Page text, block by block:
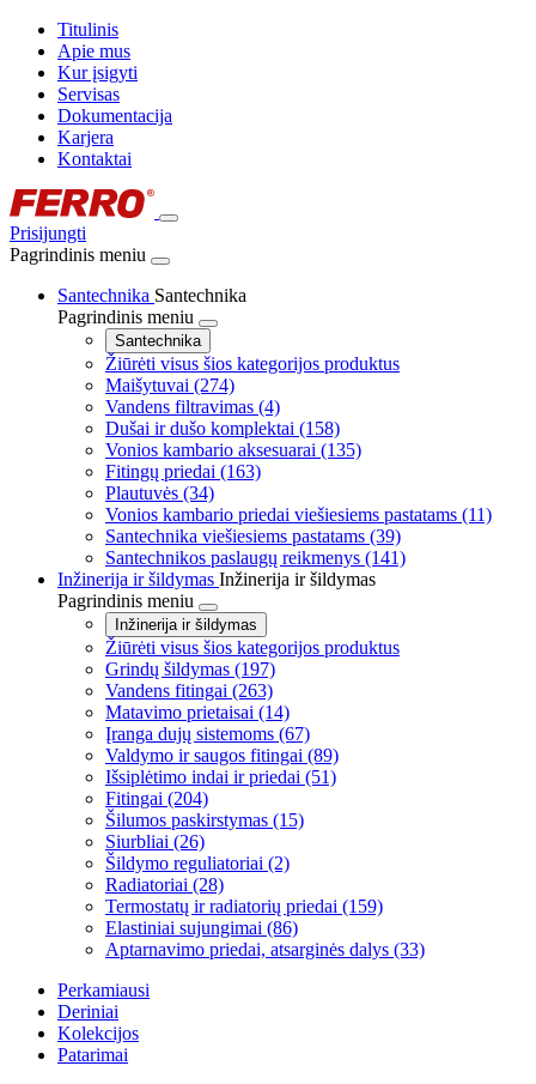
Titulinis
Apie mus
Kur įsigyti
Servisas
Dokumentacija
Karjera
Kontaktai
Prisijungti
Pagrindinis meniu
Santechnika Santechnika
Pagrindinis meniu
Santechnika
Žiūrėti visus šios kategorijos produktus
Maišytuvai (274)
Vandens filtravimas (4)
Dušai ir dušo komplektai (158)
Vonios kambario aksesuarai (135)
Fitingų priedai (163)
Plautuvės (34)
Vonios kambario priedai viešiesiems pastatams (11)
Santechnika viešiesiems pastatams (39)
Santechnikos paslaugų reikmenys (141)
Inžinerija ir šildymas Inžinerija ir šildymas
Pagrindinis meniu
Inžinerija ir šildymas
Žiūrėti visus šios kategorijos produktus
Grindų šildymas (197)
Vandens fitingai (263)
Matavimo prietaisai (14)
Įranga dujų sistemoms (67)
Valdymo ir saugos fitingai (89)
Išsiplėtimo indai ir priedai (51)
Fitingai (204)
Šilumos paskirstymas (15)
Siurbliai (26)
Šildymo reguliatoriai (2)
Radiatoriai (28)
Termostatų ir radiatorių priedai (159)
Elastiniai sujungimai (86)
Aptarnavimo priedai, atsarginės dalys (33)
Perkamiausi
Deriniai
Kolekcijos
Patarimai